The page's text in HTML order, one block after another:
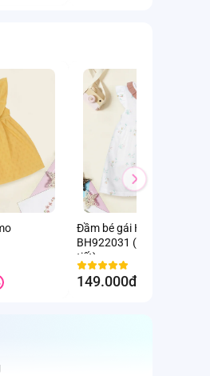
Đầm bé gái Hoa và bé
BH922031 (6M-6Y,Trắng
tiết)
149.000đ